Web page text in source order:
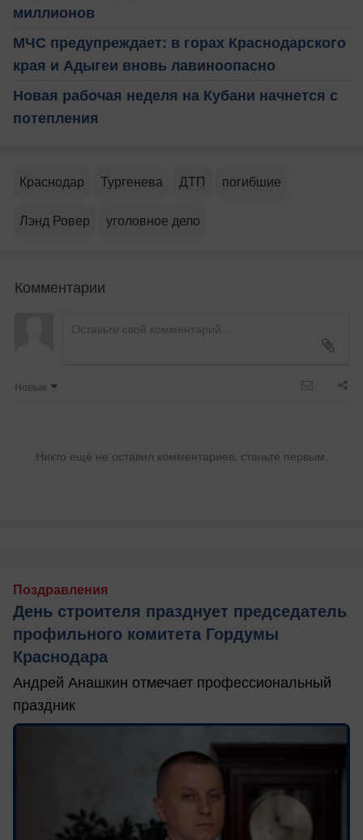
миллионов
МЧС предупреждает: в горах Краснодарского
края и Адыгеи вновь лавиноопасно
Новая рабочая неделя на Кубани начнется с
потепления
Краснодар Тургенева ДТП погибшие
Лэнд Ровер уголовное дело
Комментарии
Новые
Никто ещё не оставил комментариев, станьте первым.
Поздравления
День строителя празднует председатель
профильного комитета Гордумы
Краснодара
Андрей Анашкин отмечает профессиональный
праздник